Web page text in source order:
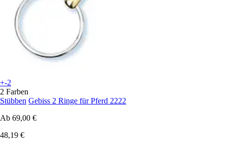
+-2
2 Farben
Stübben Gebiss 2 Ringe für Pferd 2222
Ab 69,00 €
48,19 €